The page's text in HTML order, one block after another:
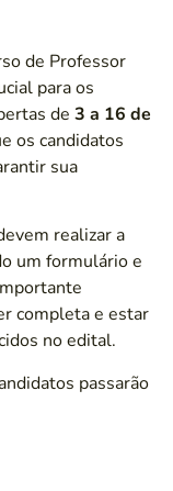
de Professor
para os
de 3 a 16 de
os candidatos
sua
realizar a
um formulário e
completa e estar
no edital.
passarão